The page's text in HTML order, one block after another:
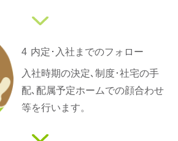
4 内定･入社までのフォロー
入社時期の決定､制度･社宅の手
配､配属予定ホームでの顔合わせ
等を行います。